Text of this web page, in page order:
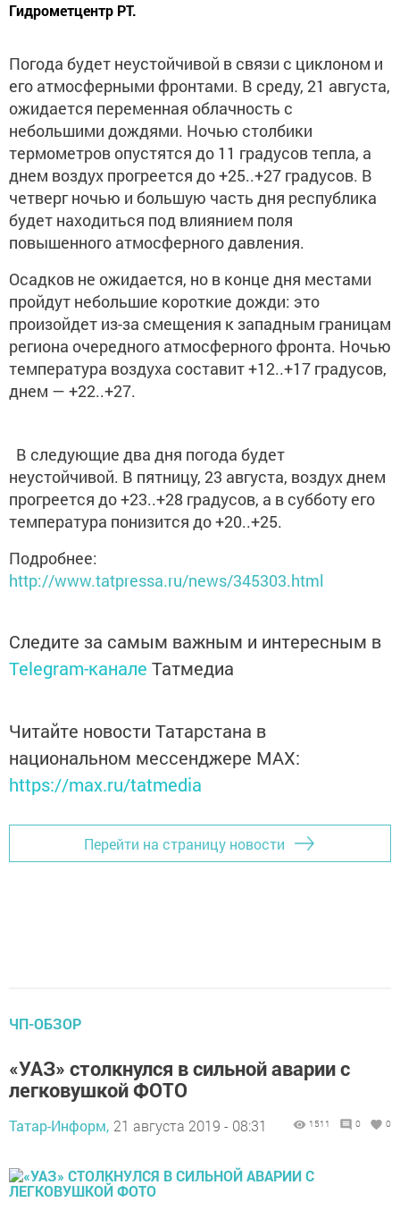
Гидрометцентр РТ.
Погода будет неустойчивой в связи с циклоном и
его атмосферными фронтами. В среду, 21 августа,
ожидается переменная облачность с
небольшими дождями. Ночью столбики
термометров опустятся до 11 градусов тепла, а
днем воздух прогреется до +25..+27 градусов. В
четверг ночью и большую часть дня республика
будет находиться под влиянием поля
повышенного атмосферного давления.
Осадков не ожидается, но в конце дня местами
пройдут небольшие короткие дожди: это
произойдет из-за смещения к западным границам
региона очередного атмосферного фронта. Ночью
температура воздуха составит +12..+17 градусов,
днем — +22..+27.
В следующие два дня погода будет
неустойчивой. В пятницу, 23 августа, воздух днем
прогреется до +23..+28 градусов, а в субботу его
температура понизится до +20..+25.
Подробнее:
http://www.tatpressa.ru/news/345303.html
Следите за самым важным и интересным в
Telegram-канале Татмедиа
Читайте новости Татарстана в
национальном мессенджере MАХ:
https://max.ru/tatmedia
Перейти на страницу новости
ЧП-ОБЗОР
«УАЗ» столкнулся в сильной аварии с
легковушкой ФОТО
Татар-Информ, 21 августа 2019 - 08:31 1511 0 0